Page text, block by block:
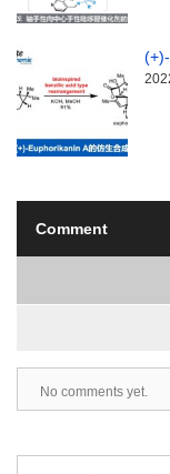
Comment
No comments yet.